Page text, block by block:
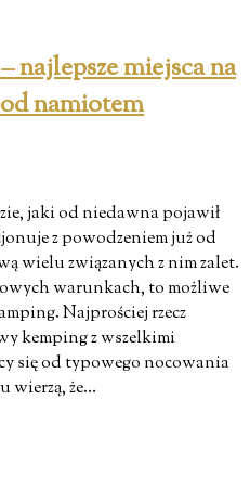
najlepsze miejsca na
namiotem
jaki od niedawna pojawił
z powodzeniem już od
wielu związanych z nim zalet.
warunkach, to możliwe
Najprościej rzecz
kemping z wszelkimi
się od typowego nocowania
wierzą, że…